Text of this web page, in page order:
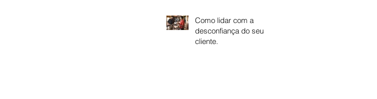
Como lidar com a
desconfiança do seu
cliente.